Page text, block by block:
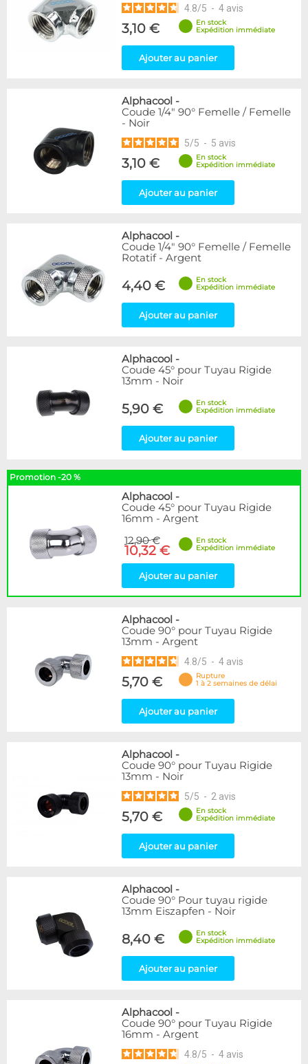
4.8/5 - 4 avis
3,10 €
En stock
Expédition immédiate
Ajouter au panier
Alphacool -
Coude 1/4" 90° Femelle / Femelle
- Noir
5/5 - 5 avis
3,10 €
En stock
Expédition immédiate
Ajouter au panier
Alphacool -
Coude 1/4" 90° Femelle / Femelle
Rotatif - Argent
4,40 €
En stock
Expédition immédiate
Ajouter au panier
Alphacool -
Coude 45° pour Tuyau Rigide
13mm - Noir
5,90 €
En stock
Expédition immédiate
Ajouter au panier
Promotion -20 %
Alphacool -
Coude 45° pour Tuyau Rigide
16mm - Argent
12,90 €
10,32 €
En stock
Expédition immédiate
Ajouter au panier
Alphacool -
Coude 90° pour Tuyau Rigide
13mm - Argent
4.8/5 - 4 avis
5,70 €
Rupture
1 à 2 semaines de délai
Ajouter au panier
Alphacool -
Coude 90° pour Tuyau Rigide
13mm - Noir
5/5 - 2 avis
5,70 €
En stock
Expédition immédiate
Ajouter au panier
Alphacool -
Coude 90° Pour tuyau rigide
13mm Eiszapfen - Noir
8,40 €
En stock
Expédition immédiate
Ajouter au panier
Alphacool -
Coude 90° pour Tuyau Rigide
16mm - Argent
4.8/5 - 4 avis